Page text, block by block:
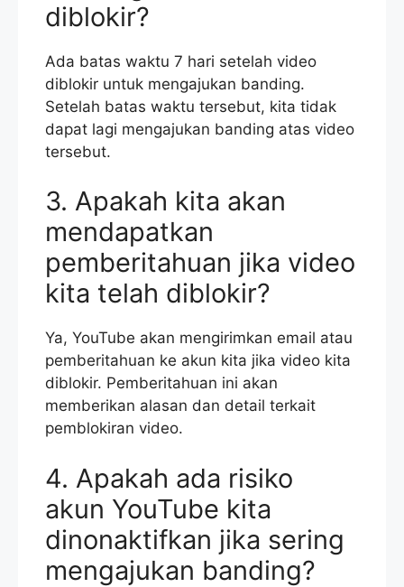
diblokir?
Ada batas waktu 7 hari setelah video
diblokir untuk mengajukan banding.
Setelah batas waktu tersebut, kita tidak
dapat lagi mengajukan banding atas video
tersebut.
3. Apakah kita akan
mendapatkan
pemberitahuan jika video
kita telah diblokir?
Ya, YouTube akan mengirimkan email atau
pemberitahuan ke akun kita jika video kita
diblokir. Pemberitahuan ini akan
memberikan alasan dan detail terkait
pemblokiran video.
4. Apakah ada risiko
akun YouTube kita
dinonaktifkan jika sering
mengajukan banding?